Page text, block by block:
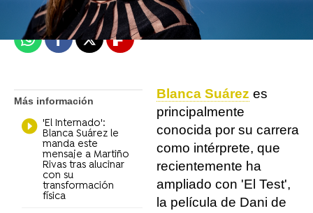
Publicado:26 de julio de 2022, 16:26
WhatsappFacebook
X Flipboard
Más información
'El Internado':
Blanca Suárez le
manda este
mensaje a Martiño
Rivas tras alucinar
con su
transformación
física
Blanca Suárez es
principalmente
conocida por su carrera
como intérprete, que
recientemente ha
ampliado con 'El Test',
la película de Dani de